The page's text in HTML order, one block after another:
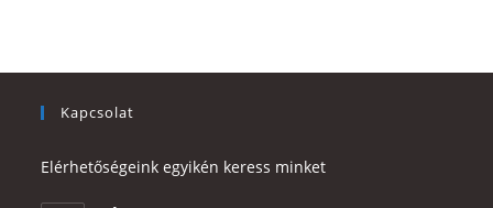
Kapcsolat
Elérhetőségeink egyikén keress minket